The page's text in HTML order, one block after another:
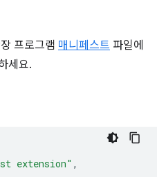
프로그램 매니페스트 파일에
세요.
extension" ,